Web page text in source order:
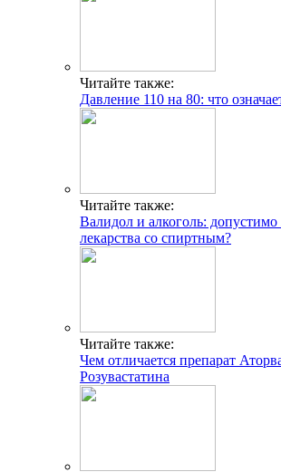
Читайте также:
Давление 110 на 80: что
Читайте также:
Валидол и алкоголь: допустимо
лекарства со спиртным?
Читайте также:
Чем отличается препарат
Розувастатина